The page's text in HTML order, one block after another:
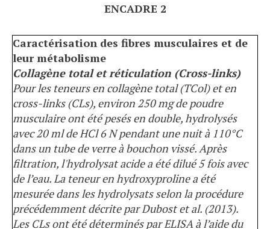
ENCADRE 2
Caractérisation des fibres musculaires et de
leur métabolisme
Collagène total et réticulation (Cross-links)
Pour les teneurs en collagène total (TCol) et en
cross-links (CLs), environ 250 mg de poudre
musculaire ont été pesés en double, hydrolysés
avec 20 ml de HCl 6 N pendant une nuit à 110°C
dans un tube de verre à bouchon vissé. Après
filtration, l'hydrolysat acide a été dilué 5 fois avec
de l’eau. La teneur en hydroxyproline a été
mesurée dans les hydrolysats selon la procédure
précédemment décrite par Dubost et al. (2013).
Les CLs ont été déterminés par ELISA à l’aide du